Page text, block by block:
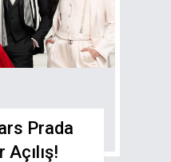
Prada
Açılış!